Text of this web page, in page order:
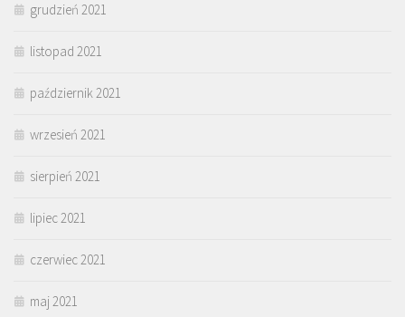
grudzień 2021
listopad 2021
październik 2021
wrzesień 2021
sierpień 2021
lipiec 2021
czerwiec 2021
maj 2021